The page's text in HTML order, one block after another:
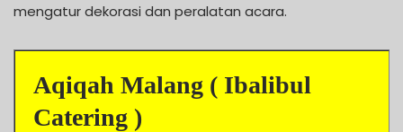
mengatur dekorasi dan peralatan acara.
Aqiqah Malang ( Ibalibul
Catering )